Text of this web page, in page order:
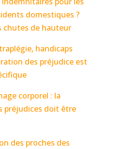
domestiques ?
chutes de hauteur
handicaps
des préjudice est
corporel : la
préjudices doit être
des proches des